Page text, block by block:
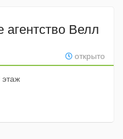
агентство Велл
открыто